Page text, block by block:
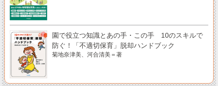
園で役立つ知識とあの手・この手 10のスキルで
防ぐ！「不適切保育」脱却ハンドブック
菊地奈津美、河合清美＝著